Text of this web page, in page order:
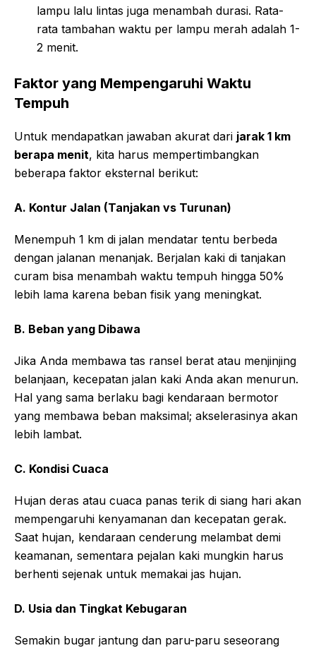
lampu lalu lintas juga menambah durasi. Rata-
rata tambahan waktu per lampu merah adalah 1-
2 menit.
Faktor yang Mempengaruhi Waktu
Tempuh
Untuk mendapatkan jawaban akurat dari jarak 1 km
berapa menit, kita harus mempertimbangkan
beberapa faktor eksternal berikut:
A. Kontur Jalan (Tanjakan vs Turunan)
Menempuh 1 km di jalan mendatar tentu berbeda
dengan jalanan menanjak. Berjalan kaki di tanjakan
curam bisa menambah waktu tempuh hingga 50%
lebih lama karena beban fisik yang meningkat.
B. Beban yang Dibawa
Jika Anda membawa tas ransel berat atau menjinjing
belanjaan, kecepatan jalan kaki Anda akan menurun.
Hal yang sama berlaku bagi kendaraan bermotor
yang membawa beban maksimal; akselerasinya akan
lebih lambat.
C. Kondisi Cuaca
Hujan deras atau cuaca panas terik di siang hari akan
mempengaruhi kenyamanan dan kecepatan gerak.
Saat hujan, kendaraan cenderung melambat demi
keamanan, sementara pejalan kaki mungkin harus
berhenti sejenak untuk memakai jas hujan.
D. Usia dan Tingkat Kebugaran
Semakin bugar jantung dan paru-paru seseorang